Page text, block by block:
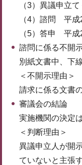
（3）異議申立
（4）諮問 平成
（5）答申 平成
諮問に係る不開
別紙文書中、下
＜不開示理由＞
請求に係る文書
審議会の結論
実施機関の決定
＜判断理由＞
異議申立人が開
ていないと主張